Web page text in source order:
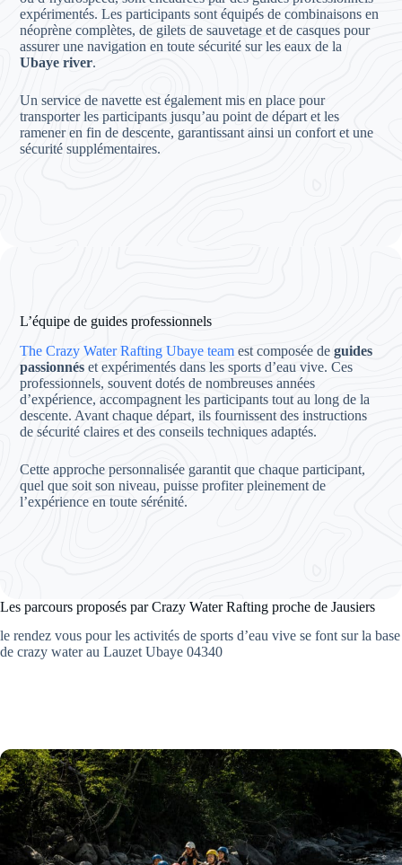
expérimentés. Les participants sont équipés de combinaisons en
néoprène complètes, de gilets de sauvetage et de casques pour
assurer une navigation en toute sécurité sur les eaux de la
Ubaye river.
Un service de navette est également mis en place pour
transporter les participants jusqu’au point de départ et les
ramener en fin de descente, garantissant ainsi un confort et une
sécurité supplémentaires.
L’équipe de guides professionnels
The Crazy Water Rafting Ubaye team est composée deguides
passionnés et expérimentés dans les sports d’eau vive. Ces
professionnels, souvent dotés de nombreuses années
d’expérience, accompagnent les participants tout au long de la
descente. Avant chaque départ, ils fournissent des instructions
de sécurité claires et des conseils techniques adaptés.
Cette approche personnalisée garantit que chaque participant,
quel que soit son niveau, puisse profiter pleinement de
l’expérience en toute sérénité.
Les parcours proposés par Crazy Water Rafting proche de Jausiers
le rendez vous pour les activités de sports d’eau vive se font sur la base
de crazy water au Lauzet Ubaye 04340